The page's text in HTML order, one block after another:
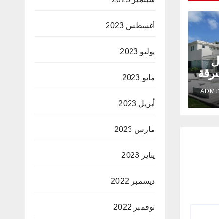
أغسطس 2023
يوليو 2023
مايو 2023
أبريل 2023
مارس 2023
يناير 2023
ديسمبر 2022
نوفمبر 2022